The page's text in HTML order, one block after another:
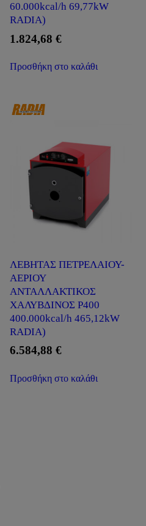
60.000kcal/h 69,77kW
RADIA)
1.824,68 €
Προσθήκη στο καλάθι
ΛΕΒΗΤΑΣ ΠΕΤΡΕΛΑΙΟΥ-
ΑΕΡΙΟΥ
ΑΝΤΑΛΛΑΚΤΙΚΟΣ
ΧΑΛΥΒΔΙΝΟΣ P400
400.000kcal/h 465,12kW
RADIA)
6.584,88 €
Προσθήκη στο καλάθι